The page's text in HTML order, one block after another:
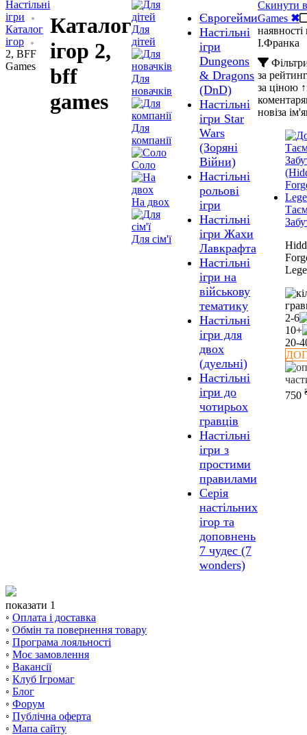
Настільні
ігри
Каталог
ігор
2, BFF
Games
Каталог
ігор 2,
bff
games
Для
дітей
Для
новачків
Для
компанії
Соло
На двох
Для сім'ї
Єврогейми
Настільні
ігри
Dungeons
& Dragons
(DnD)
Настільні
ігри Star
Wars
(Зоряні
Війни)
Настільні
рольові
ігри
Настільні
ігри Жахи
Лавкрафта
Настільні
ігри на
військову
тематику
Настільні
ігри для
двох
(дуельні)
Настільні
ігри до
чотирьох
гравців
Настільні
ігри з
простими
правилами
Серія
настільних
ігор та
доповнень
7 чудес (7
wonders)
Скинути
Games ✖
наявності
І.Франка
за
за ціною ↑
новіза
2-6
10+
20-
750
показати 1
◦ Оплата і доставка
◦ Обмін та повернення товару
◦ Програма лояльності
◦ Моє замовлення
◦ Вакансії
◦ Клуб Ігромаг
◦ Блог
◦ Форум
◦ Публічна оферта
◦ Мапа сайту